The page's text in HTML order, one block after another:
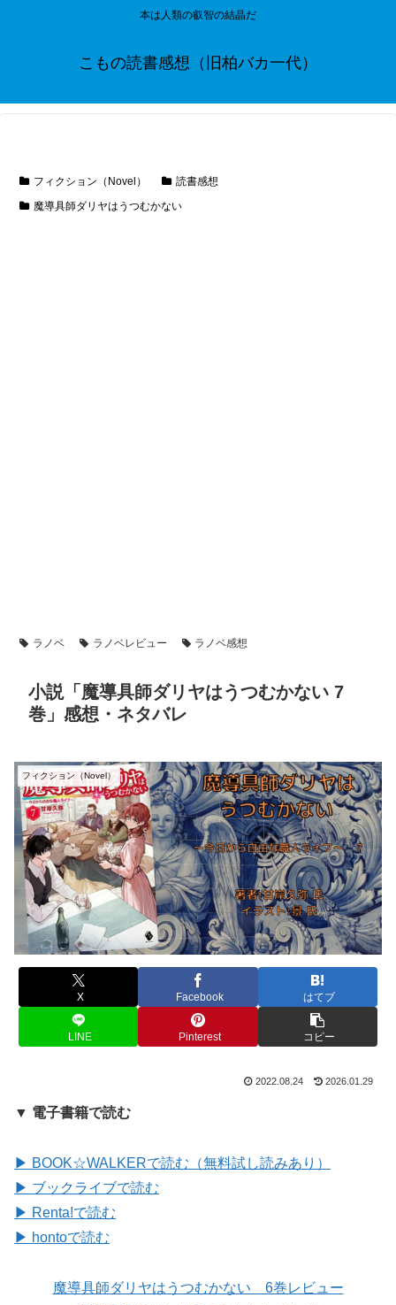
本は人類の叡智の結晶だ
こもの読書感想（旧柏バカ一代）
フィクション（Novel）
読書感想
魔導具師ダリヤはうつむかない
ラノベ ラノベレビュー ラノベ感想
小説「魔導具師ダリヤはうつむかない 7
巻」感想・ネタバレ
フィクション（Novel）
X Facebook はてブ
LINE Pinterest コピー
2022.08.24 2026.01.29
▼ 電子書籍で読む
▶ BOOK☆WALKERで読む（無料試し読みあり）
▶ ブックライブで読む
▶ Renta!で読む
▶ hontoで読む
魔導具師ダリヤはうつむかない 6巻レビュー